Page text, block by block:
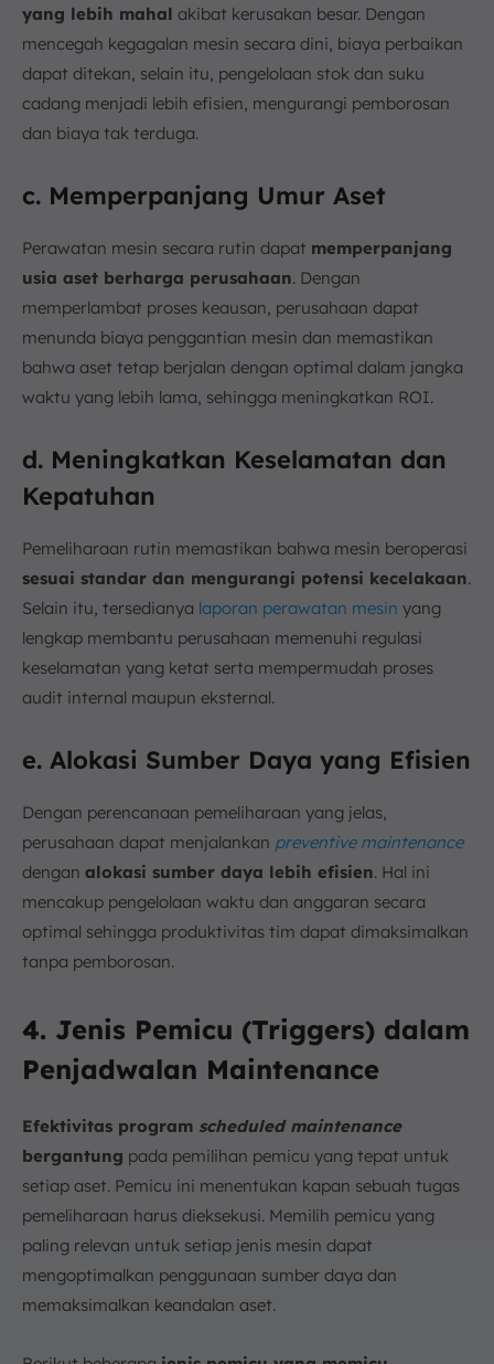
yang lebih mahal akibat kerusakan besar. Dengan
mencegah kegagalan mesin secara dini, biaya perbaikan
dapat ditekan, selain itu, pengelolaan stok dan suku
cadang menjadi lebih efisien, mengurangi pemborosan
dan biaya tak terduga.
c. Memperpanjang Umur Aset
Perawatan mesin secara rutin dapat memperpanjang
usia aset berharga perusahaan. Dengan
memperlambat proses keausan, perusahaan dapat
menunda biaya penggantian mesin dan memastikan
bahwa aset tetap berjalan dengan optimal dalam jangka
waktu yang lebih lama, sehingga meningkatkan ROI.
d. Meningkatkan Keselamatan dan
Kepatuhan
Pemeliharaan rutin memastikan bahwa mesin beroperasi
sesuai standar dan mengurangi potensi kecelakaan.
Selain itu, tersedianya laporan perawatan mesin yang
lengkap membantu perusahaan memenuhi regulasi
keselamatan yang ketat serta mempermudah proses
audit internal maupun eksternal.
e. Alokasi Sumber Daya yang Efisien
Dengan perencanaan pemeliharaan yang jelas,
perusahaan dapat menjalankan preventive maintenance
dengan alokasi sumber daya lebih efisien. Hal ini
mencakup pengelolaan waktu dan anggaran secara
optimal sehingga produktivitas tim dapat dimaksimalkan
tanpa pemborosan.
4. Jenis Pemicu (Triggers) dalam
Penjadwalan Maintenance
Efektivitas program scheduled maintenance
bergantung pada pemilihan pemicu yang tepat untuk
setiap aset. Pemicu ini menentukan kapan sebuah tugas
pemeliharaan harus dieksekusi. Memilih pemicu yang
paling relevan untuk setiap jenis mesin dapat
mengoptimalkan penggunaan sumber daya dan
memaksimalkan keandalan aset.